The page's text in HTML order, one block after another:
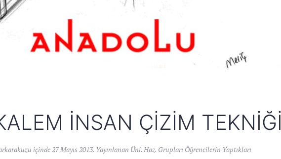
İNSAN ÇIZIM TEKNIĞI
içinde27 Mayıs 2013. Yayınlanan Üni. Haz. Grupları Öğrencilerin Yaptıkları